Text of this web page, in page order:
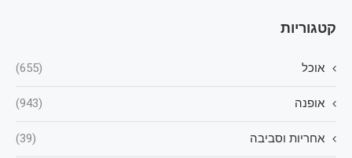
קטגוריות
אוכל (655)
אופנה (943)
אחריות וסביבה (39)